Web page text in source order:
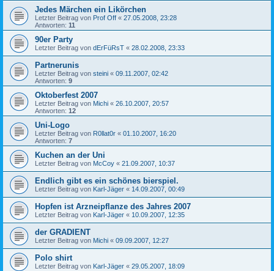
Jedes Märchen ein Likörchen
Letzter Beitrag von Prof Off « 27.05.2008, 23:28
Antworten: 11
90er Party
Letzter Beitrag von dErFüRsT « 28.02.2008, 23:33
Partnerunis
Letzter Beitrag von steini « 09.11.2007, 02:42
Antworten: 9
Oktoberfest 2007
Letzter Beitrag von Michi « 26.10.2007, 20:57
Antworten: 12
Uni-Logo
Letzter Beitrag von R0llat0r « 01.10.2007, 16:20
Antworten: 7
Kuchen an der Uni
Letzter Beitrag von McCoy « 21.09.2007, 10:37
Endlich gibt es ein schönes bierspiel.
Letzter Beitrag von Karl-Jäger « 14.09.2007, 00:49
Hopfen ist Arzneipflanze des Jahres 2007
Letzter Beitrag von Karl-Jäger « 10.09.2007, 12:35
der GRADIENT
Letzter Beitrag von Michi « 09.09.2007, 12:27
Polo shirt
Letzter Beitrag von Karl-Jäger « 29.05.2007, 18:09